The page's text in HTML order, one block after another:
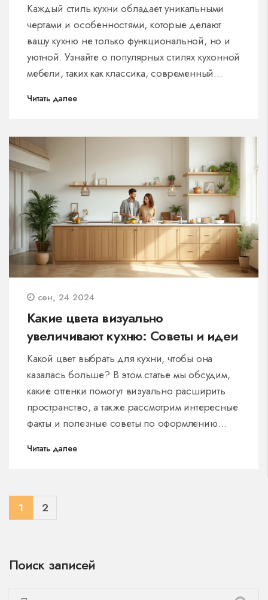
Каждый стиль кухни обладает уникальными
чертами и особенностями, которые делают
вашу кухню не только функциональной, но и
уютной. Узнайте о популярных стилях кухонной
мебели, таких как классика, современный
себя, как правильно выбрать подходящий
поможет вам разобраться в разнообразии
стилей и сделает вашу кухню помещением
мечты.
Читать далее
сен, 24 2024
Какие цвета визуально
увеличивают кухню: Советы и идеи
Какой цвет выбрать для кухни, чтобы она
казалась больше? В этом статье мы обсудим,
какие оттенки помогут визуально расширить
пространство, а также рассмотрим интересные
факты и полезные советы по оформлению
светлые оттенки дерева являются
просторной кухни.
Читать далее
1 2
Поиск записей